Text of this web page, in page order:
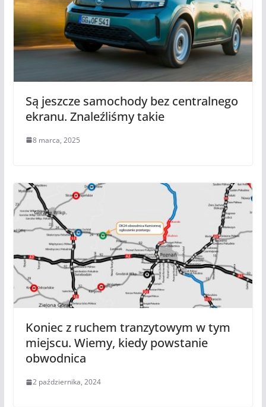
Są jeszcze samochody bez centralnego
ekranu. Znaleźliśmy takie
8 marca, 2025
Koniec z ruchem tranzytowym w tym
miejscu. Wiemy, kiedy powstanie
obwodnica
2 października, 2024